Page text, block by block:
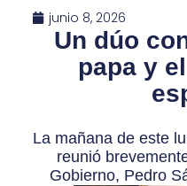
junio 8, 2026
Un dúo
papa y
La mañana de este
reunió
Gobierno, Pedro